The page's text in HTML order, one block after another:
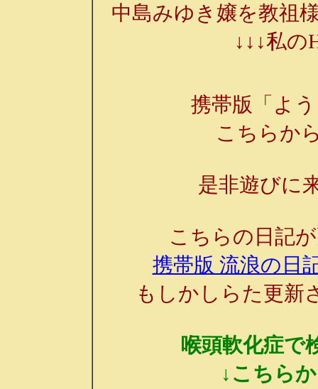
中島みゆき嬢を教祖
↓↓↓私の
携帯版「よ
こちらか
是非遊びに
こちらの日記
携帯版 流浪の日
もしかしらた更新
喉頭軟化症で
↓こちら